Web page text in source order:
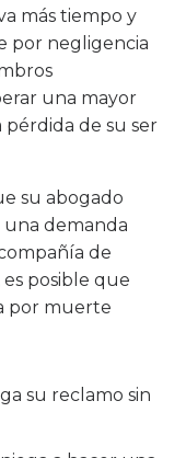
más tiempo y
por negligencia
una mayor
de su ser
su abogado
demanda
de
posible que
por muerte
su reclamo sin